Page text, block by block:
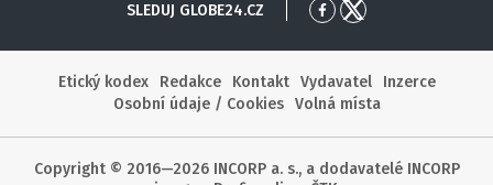
SLEDUJ GLOBE24.CZ
PřejítPřejít
Etický kodex
Redakce Kontakt Vydavatel
Inzerce
Osobní údaje / Cookies
Volná místa
Copyright © 2016—2026 INCORP a. s., a dodavatelé INCORP